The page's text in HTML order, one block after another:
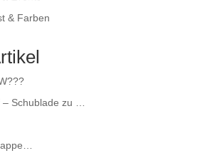
& Farben
Schublade zu …